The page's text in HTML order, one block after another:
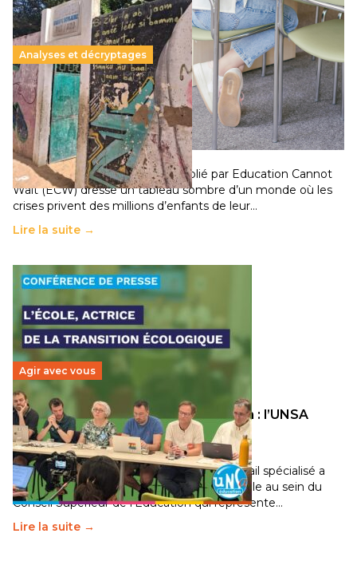
Analyses et décryptages
258 millions d’enfants victimes de la guerre, des
chocs climatiques et des déplacements de
population
11 juillet 2026- National
Un nouveau rapport mondial publié par Education Cannot
Wait (ECW) dresse un tableau sombre d’un monde où les
crises privent des millions d’enfants de leur…
Lire la suite →
Agir avec vous
Transition écologique de l’éducation : l’UNSA
Éducation fait bouger les lignes
30 juin 2026-National
Pendant plusieurs mois, un groupe de travail spécialisé a
travaillé sur la transition écologique de l’Ecole au sein du
Conseil Supérieur de l’Éducation qui représente…
Lire la suite →